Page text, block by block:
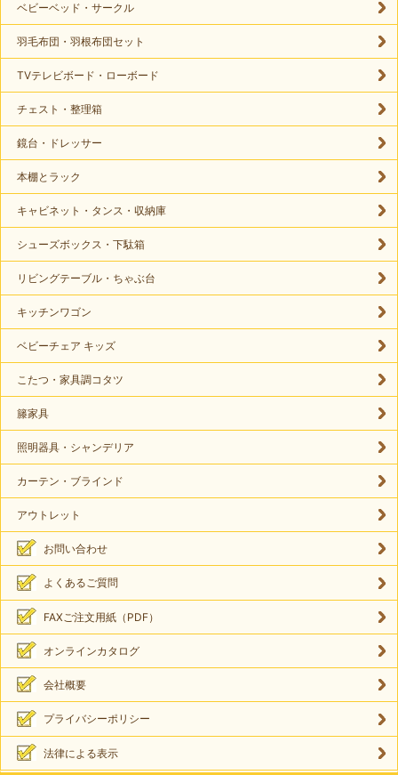
ベビーベッド・サークル
羽毛布団・羽根布団セット
TVテレビボード・ローボード
チェスト・整理箱
鏡台・ドレッサー
本棚とラック
キャビネット・タンス・収納庫
シューズボックス・下駄箱
リビングテーブル・ちゃぶ台
キッチンワゴン
ベビーチェア キッズ
こたつ・家具調コタツ
籐家具
照明器具・シャンデリア
カーテン・ブラインド
アウトレット
お問い合わせ
よくあるご質問
FAXご注文用紙（PDF）
オンラインカタログ
会社概要
プライバシーポリシー
法律による表示